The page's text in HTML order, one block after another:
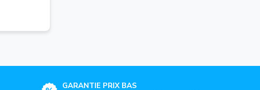
GARANTIE PRIX BAS